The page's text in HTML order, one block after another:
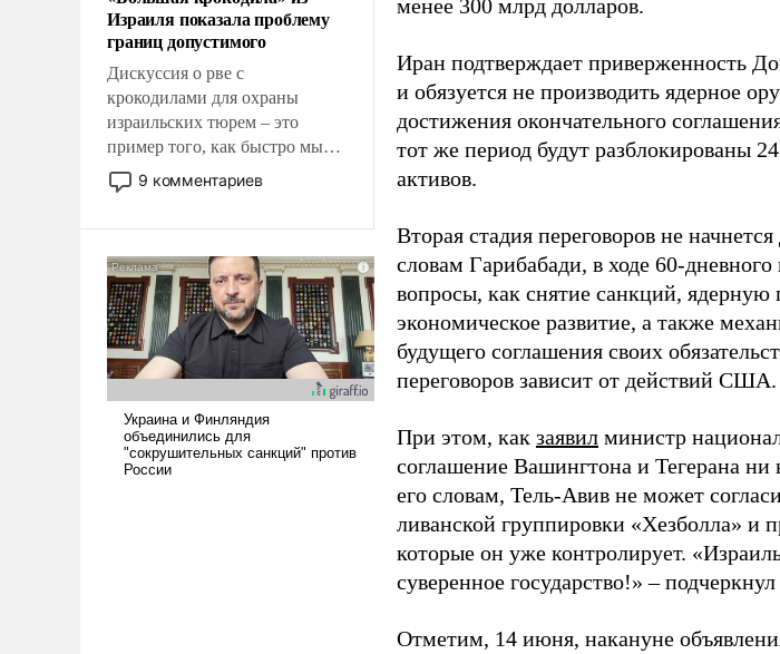
Израиля показала проблему
границ допустимого
Дискуссия о рве с
крокодилами для охраны
израильских тюрем – это
пример того, как быстро мы
двигаемся по пути
революционных изменений.
псевдонаучной фантастики,
стало всерьез обсуждаемой
идеей.
9 комментариев
менее 300 млрд долларов.
Иран подтверждает приверженность
и обязуется не производить ядерное
достижения окончательного
тот же период будут разблокированы
активов.
Вторая стадия переговоров не
словам Гарибабади, в ходе 60-
вопросы, как снятие санкций,
экономическое развитие, а также
будущего соглашения своих
переговоров зависит от действий США.
При этом, как заявил министр
соглашение Вашингтона и Тегерана ни
его словам, Тель-Авив не может
ливанской группировки «Хезболла» и
которые он уже контролирует.
суверенное государство!» –
Отметим, 14 июня, накануне